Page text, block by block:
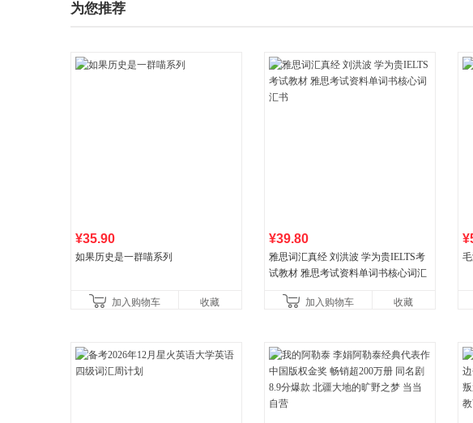
为您推荐
¥35.90
如果历史是一群喵系列
加入购物车 收藏
¥39.80
雅思词汇真经 刘洪波 学为贵IELTS考
试教材 雅思考试资料单词书核心词汇
加入购物车
收藏